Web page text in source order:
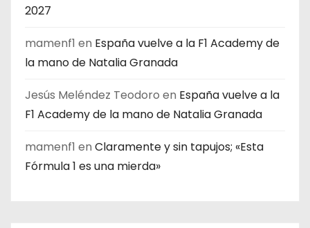
2027
mamenf1 en España vuelve a la F1 Academy de
la mano de Natalia Granada
Jesús Meléndez Teodoro en España vuelve a la
F1 Academy de la mano de Natalia Granada
mamenf1 en Claramente y sin tapujos; «Esta
Fórmula 1 es una mierda»